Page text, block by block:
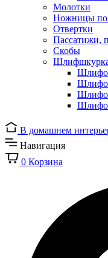
Молотки
Ножницы по
Отвертки
Пассатижи,
Скобы
В домашнем
Навигация
0 Корзина